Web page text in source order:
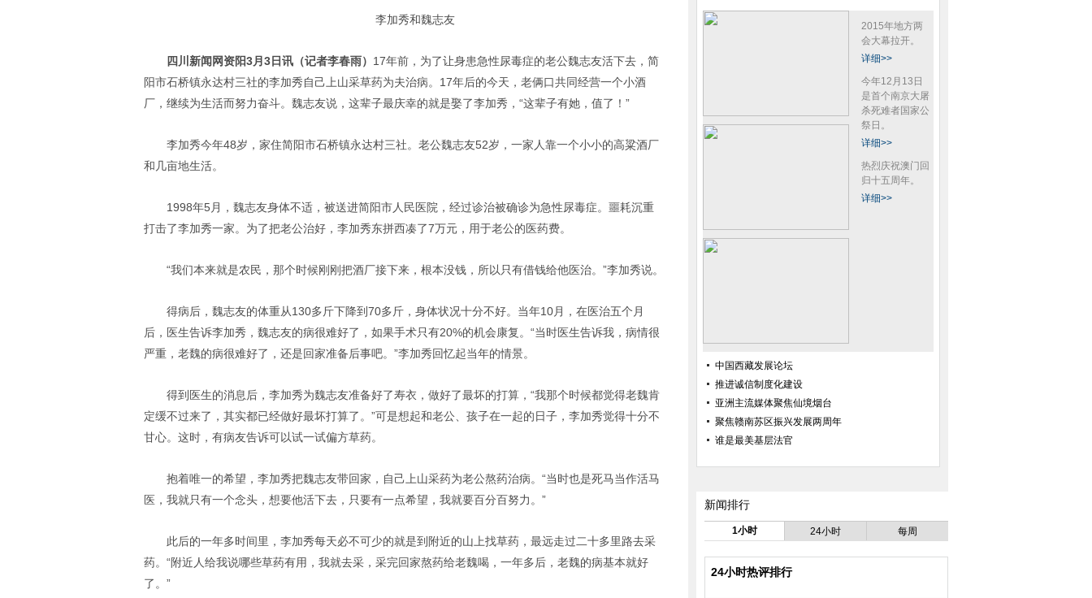
李加秀和魏志友
四川新闻网资阳3月3日讯（记者李春雨） 17年前，为了让身患急性尿毒症的老公魏志友活下去，简
阳市石桥镇永达村三社的李加秀自己上山采草药为夫治病。17年后的今天，老俩口共同经营一个小酒
厂，继续为生活而努力奋斗。魏志友说，这辈子最庆幸的就是娶了李加秀，“这辈子有她，值了！”
李加秀今年48岁，家住简阳市石桥镇永达村三社。老公魏志友52岁，一家人靠一个小小的高粱酒厂
和几亩地生活。
1998年5月，魏志友身体不适，被送进简阳市人民医院，经过诊治被确诊为急性尿毒症。噩耗沉重
打击了李加秀一家。为了把老公治好，李加秀东拼西凑了7万元，用于老公的医药费。
“我们本来就是农民，那个时候刚刚把酒厂接下来，根本没钱，所以只有借钱给他医治。”李加秀说。
得病后，魏志友的体重从130多斤下降到70多斤，身体状况十分不好。当年10月，在医治五个月
后，医生告诉李加秀，魏志友的病很难好了，如果手术只有20%的机会康复。“当时医生告诉我，病情很
严重，老魏的病很难好了，还是回家准备后事吧。”李加秀回忆起当年的情景。
得到医生的消息后，李加秀为魏志友准备好了寿衣，做好了最坏的打算，“我那个时候都觉得老魏肯
定缓不过来了，其实都已经做好最坏打算了。”可是想起和老公、孩子在一起的日子，李加秀觉得十分不
甘心。这时，有病友告诉可以试一试偏方草药。
抱着唯一的希望，李加秀把魏志友带回家，自己上山采药为老公熬药治病。“当时也是死马当作活马
医，我就只有一个念头，想要他活下去，只要有一点希望，我就要百分百努力。”
此后的一年多时间里，李加秀每天必不可少的就是到附近的山上找草药，最远走过二十多里路去采
药。“附近人给我说哪些草药有用，我就去采，采完回家熬药给老魏喝，一年多后，老魏的病基本就好
了。”
2015年地方两
会大幕拉开。
详细>>
今年12月13日
是首个南京大屠
杀死难者国家公
祭日。
详细>>
热烈庆祝澳门回
归十五周年。
详细>>
中国西藏发展论坛
推进诚信制度化建设
亚洲主流媒体聚焦仙境烟台
聚焦赣南苏区振兴发展两周年
谁是最美基层法官
新闻排行
1小时 24小时 每周
24小时热评排行